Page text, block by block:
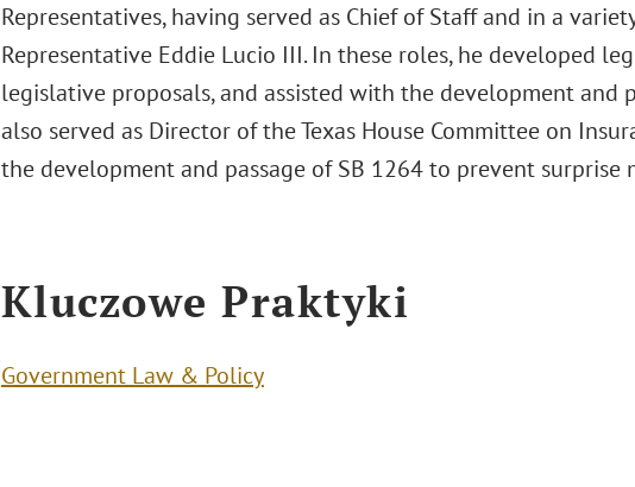
Representatives, having served as Chief of Staff and in a
Representative Eddie Lucio III. In these roles, he developed
legislative proposals, and assisted with the development and
also served as Director of the Texas House Committee on
the development and passage of SB 1264 to prevent surprise
Kluczowe Praktyki
Government Law & Policy